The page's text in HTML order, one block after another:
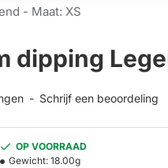
- Maat: XS
dipping
- Schrijf een beoordeling
OP VOORRAAD
Gewicht: 18.00g